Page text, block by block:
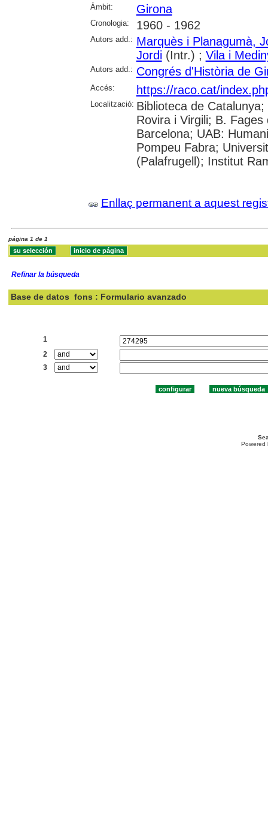
Àmbit: Girona
Cronologia: 1960 - 1962
Autors add.: Marquès i Planagumà,
Jordi(Intr.) ; Vila i
Autors add.: Congrés d'Història de
Accés: https://raco.cat/
Localització: Biblioteca de
Rovira i Virgili; B.
Barcelona; UAB:
Pompeu Fabra;
(Palafrugell); Institut
Enllaç permanent a aquest
página 1 de 1
Refinar la búsqueda
Base de datos fons : Formulario avanzado
1
2
3